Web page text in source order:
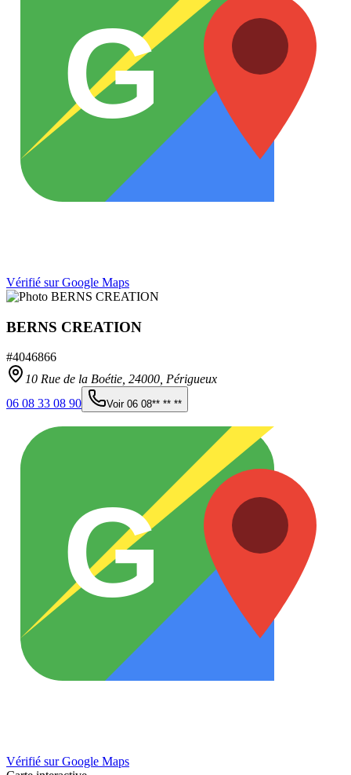
G
Vérifié sur Google Maps
BERNS CREATION
#4046866
10 Rue de la Boétie, 24000, Périgueux
06 08 33 08 90
Voir 06 08** ** **
G
Vérifié sur Google Maps